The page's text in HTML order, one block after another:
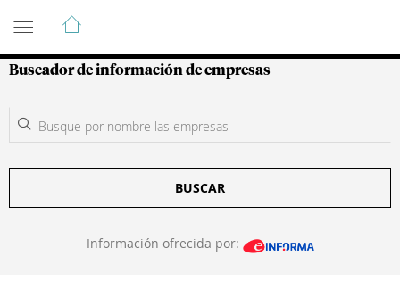
Guía de Empresas Colombianas
Buscador de información de empresas
BUSCAR
Información ofrecida por: